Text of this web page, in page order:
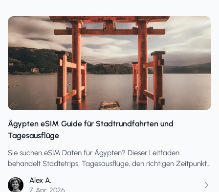
Ägypten eSIM Guide für Stadtrundfahrten und
Tagesausflüge
Sie suchen eSIM Daten für Ägypten? Dieser Leitfaden
behandelt Städtetrips, Tagesausflüge, den richtigen Zeitpunkt
mit vielen Sightseeing-Touren auswählen.
Alex A.
7. Apr. 2026